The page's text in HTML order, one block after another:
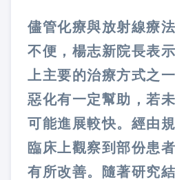
儘管化療與放射線療
不便，楊志新院長表
上主要的治療方式之
惡化有一定幫助，若
可能進展較快。經由
臨床上觀察到部份患
有所改善。隨著研究